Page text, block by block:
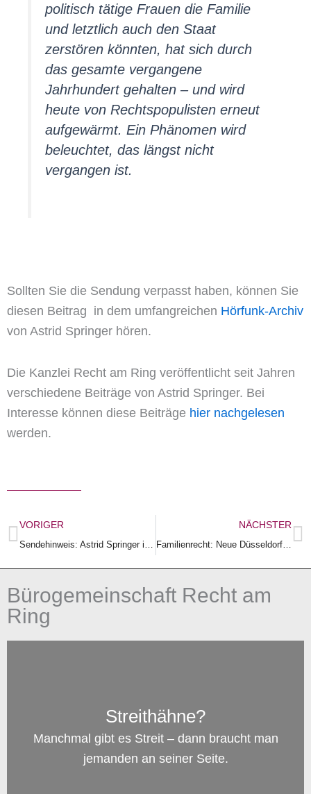
politisch tätige Frauen die Familie
und letztlich auch den Staat
zerstören könnten, hat sich durch
das gesamte vergangene
Jahrhundert gehalten – und wird
heute von Rechtspopulisten erneut
aufgewärmt. Ein Phänomen wird
beleuchtet, das längst nicht
vergangen ist.
Sollten Sie die Sendung verpasst haben, können Sie
diesen Beitrag in dem umfangreichen Hörfunk-Archiv
von Astrid Springer hören.
Die Kanzlei Recht am Ring veröffentlicht seit Jahren
verschiedene Beiträge von Astrid Springer. Bei
Interesse können diese Beiträge hier nachgelesen
werden.
Zurück
VORIGER NÄCHSTER
Familienrecht: Neue Düsseldorfer Tabelle für 2020
Bürogemeinschaft Recht am
Ring
Streithähne?
Manchmal gibt es Streit – dann braucht man
jemanden an seiner Seite.